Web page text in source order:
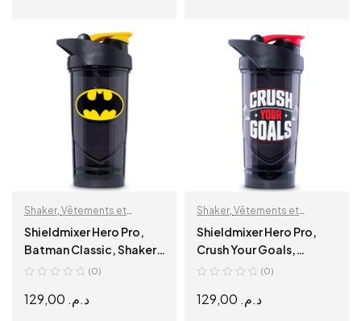
ADD TO CART ADD TO CART
Shaker, Vêtements et
accessoires
Shieldmixer Hero Pro,
Batman Classic, Shaker,
700 ml
(0)
د.م.
Shaker, Vêtements et
accessoires
Shieldmixer Hero Pro,
Crush Your Goals,
Shaker, 700 ml
(0)
د.م.